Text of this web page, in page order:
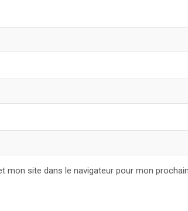
mon site dans le navigateur pour mon